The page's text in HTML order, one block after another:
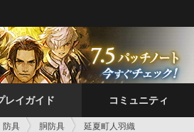
レイガイド コミュニティ
防具 胴防具 延夏町人羽織